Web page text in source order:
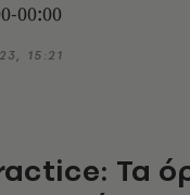
00:00
15:21
Τα